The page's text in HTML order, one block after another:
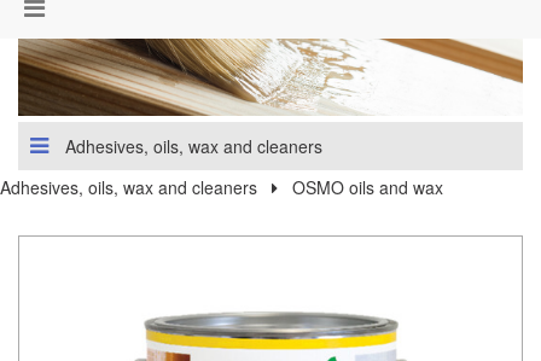
Adhesives, oils, wax and cleaners
Adhesives, oils, wax and cleaners
OSMO oils and wax